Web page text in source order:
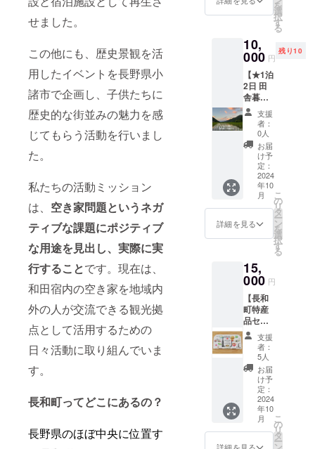
せました。
この他にも、歴史景観を活
用したイベントを長野県小
諸市で企画し、子供たちに
歴史的な街並みの魅力を感
じてもらう活動を行いまし
た。
私たちの活動ミッション
は、 空き家問題というネガ
ティブな課題にポジティブ
な用途を見出し、実際に実
行することです。現在は、
和田宿内の空き家を地域内
外の人が交流できる観光拠
点として活用するための
日々活動に取り組んでいま
す。
長和町ってどこにあるの？
長野県のほぼ中央に位置す
事項〉
用意は
ござい
ません
のでご
了承く
ださ
い。 ・
現地集
合場所
までの
支援者
様の交
通費は
各自で
い。 ・
クラウ
ング終
了後、
会場な
ど詳細
情報を
メール
にてご
案内し
ます。
【２回
目】10
月6日
（日）
〈ツ
アーに
含まれ
るも
の〉 ●
中山道
コン
シェル
ジュ ガ
イド ●
美味し
当付き
●イベン
観覧料
〈タイ
ムテー
ブル〉
9時〜
長久
保宿 巡
り出発
〜12
時 和
田宿 到
着 12
時〜13
時 昼
す。 ツ
アーに
ガイド
が同行
する約5
時間の
ハイキ
ングツ
アーで
す。 見
える
山々の
景色を
見なが
ら、大
自然の
味わえ
ます。
最高標
高
1838m
から望
む景色
は圧巻
です！
また地
域の食
材を活
かした
『花食
堂』さ
＊送料
5kg 長
和町で
地域お
こし協
力隊を
してい
る’’雛
（ひ
な）
ちゃ
ん’’の心
のこ
もった
自然米
です！
豊かな
暮ら
持続可
能な生
てなん
だろ
う？ そ
う考
え、悩
み行き
ついた
先が
「自然
栽培」
と「半
農半Xと
いう生
を
選
択
す
る
10,
000 円
残り10
【★1泊
2日 田
舎暮ら
し体
験：お
米収穫-
はぜか
け米体
験〈小
人対
象:6
歳〜18
歳ま
で〉】
’’雛（ひ
ん’’の田
んぼ
で、農
体験。
〈はぜ
かけ
米〉と
は・・
・お米
を刈
り、
２〜３
週間
じっく
りと天
日干し
をした
支援
者：
0人
お届
け予
定：
2024
年10
月
詳細を見る
こ
の
リ
タ
ー
ン
を
選
択
す
る
15,
000 円
【長和
町特産
品セッ
ト】プ
ロジェ
クトを
実施す
る長和
町の特
産品を3
種類お
送りす
るリ
ターン
支援
者：
5人
お届
け予
定：
2024
年10
月
こ
の
リ
タ
ー